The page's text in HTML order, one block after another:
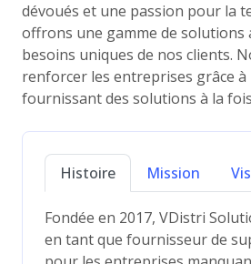
dévoués et une passion pour la
offrons une gamme de solutions
besoins uniques de nos clients.
renforcer les entreprises grâce
fournissant des solutions à la
Histoire Mission
Fondée en 2017, VDistri
en tant que fournisseur de